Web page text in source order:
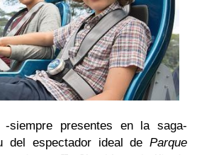
siempre presentes en la saga-
del espectador ideal de Parque